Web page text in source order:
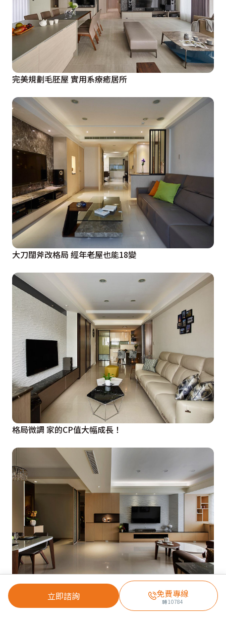
立即諮詢 免費專線
轉10784
完美規劃毛胚屋 實用系療癒居所
大刀闊斧改格局 經年老屋也能18變
格局微調 家的CP值大幅成長！
收納100分 透亮美宅